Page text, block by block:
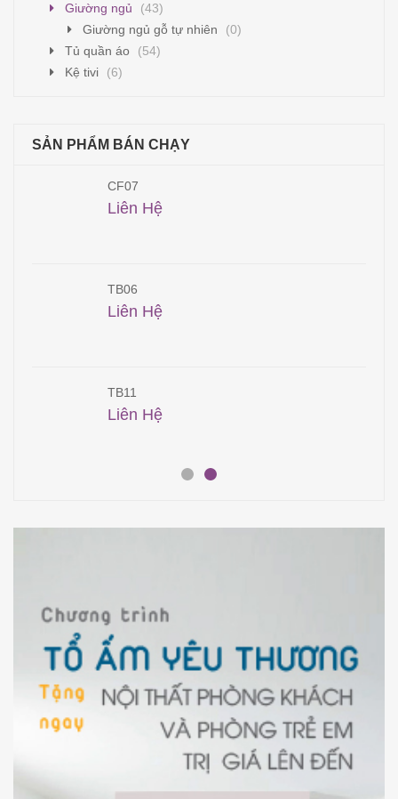
Giường ngủ
(43)
Giường ngủ gỗ tự nhiên
(0)
Tủ quần áo
(54)
Kệ tivi
(6)
SẢN PHẨM BÁN CHẠY
CF07
Liên Hệ
TB06
Liên Hệ
TB11
Liên Hệ